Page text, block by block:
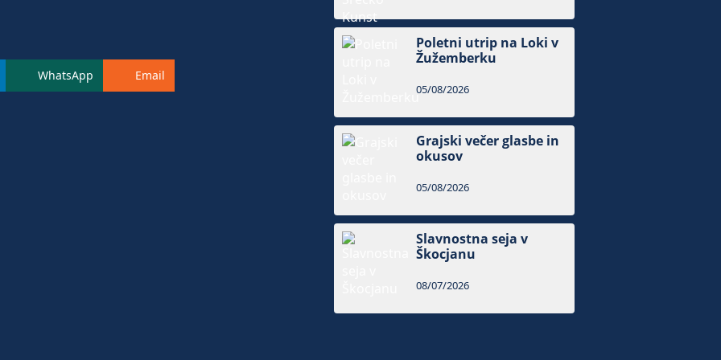
WhatsApp Email
Poletni utrip na Loki v
Žužemberku
05/08/2026
Grajski večer glasbe in
okusov
05/08/2026
Slavnostna seja v
Škocjanu
08/07/2026